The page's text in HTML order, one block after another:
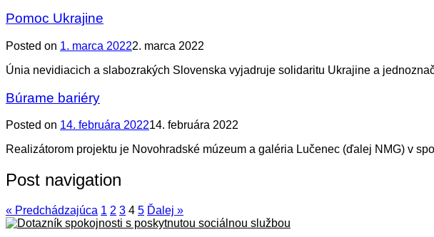
Pomoc Ukrajine
Posted on 1. marca 20222. marca 2022
Únia nevidiacich a slabozrakých Slovenska vyjadruje solidaritu Ukrajine a
Búrame bariéry
Posted on 14. februára 202214. februára 2022
Realizátorom projektu je Novohradské múzeum a galéria Lučenec (ďalej NMG) v
Post navigation
« Predchádzajúca 1 2 3 4 5 Ďalej »